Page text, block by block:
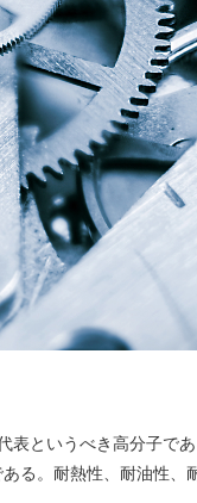
というべき高分子で
る。耐熱性、耐油性、